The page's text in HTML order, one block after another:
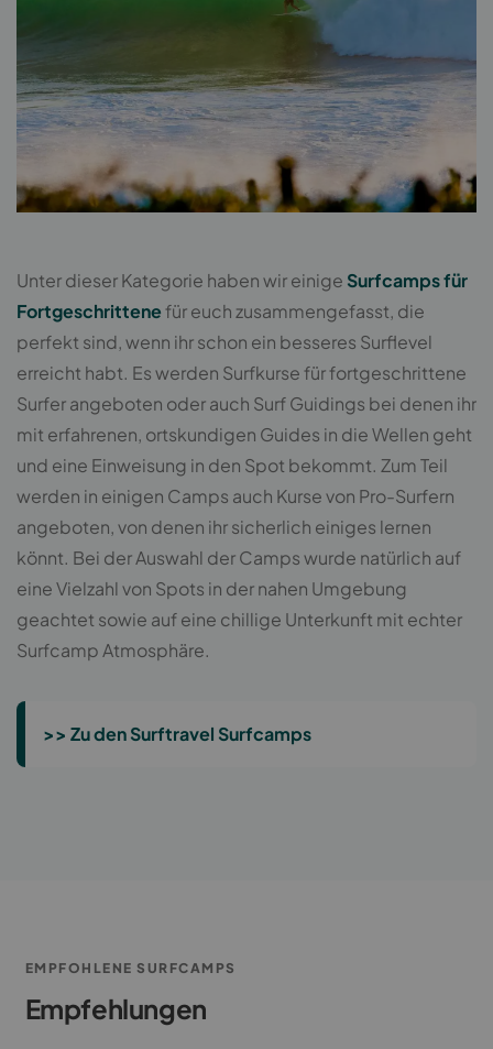
Unter dieser Kategorie haben wir einige Surfcamps für
Fortgeschrittenefür euch zusammengefasst, die
perfekt sind, wenn ihr schon ein besseres Surflevel
erreicht habt. Es werden Surfkurse für fortgeschrittene
Surfer angeboten oder auch Surf Guidings bei denen ihr
mit erfahrenen, ortskundigen Guides in die Wellen geht
und eine Einweisung in den Spot bekommt. Zum Teil
werden in einigen Camps auch Kurse von Pro-Surfern
angeboten, von denen ihr sicherlich einiges lernen
könnt. Bei der Auswahl der Camps wurde natürlich auf
eine Vielzahl von Spots in der nahen Umgebung
geachtet sowie auf eine chillige Unterkunft mit echter
Surfcamp Atmosphäre.
>> Zu den Surftravel Surfcamps
EMPFOHLENE SURFCAMPS
Empfehlungen